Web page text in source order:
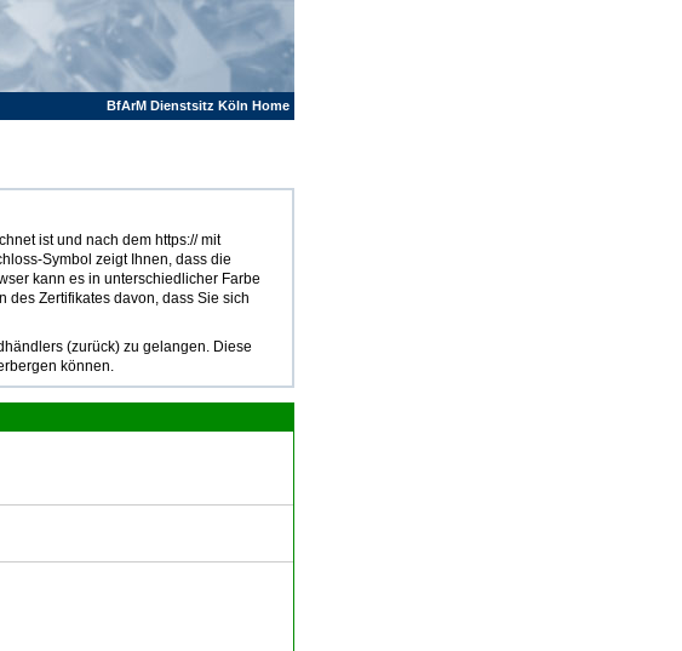
BfArM Dienstsitz Köln Home
ist und nach dem https:// mit
Symbol zeigt Ihnen, dass die
kann es in unterschiedlicher Farbe
des Zertifikates davon, dass Sie sich
(zurück) zu gelangen. Diese
können.